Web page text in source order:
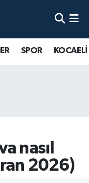
SPOR
nasıl
2026)